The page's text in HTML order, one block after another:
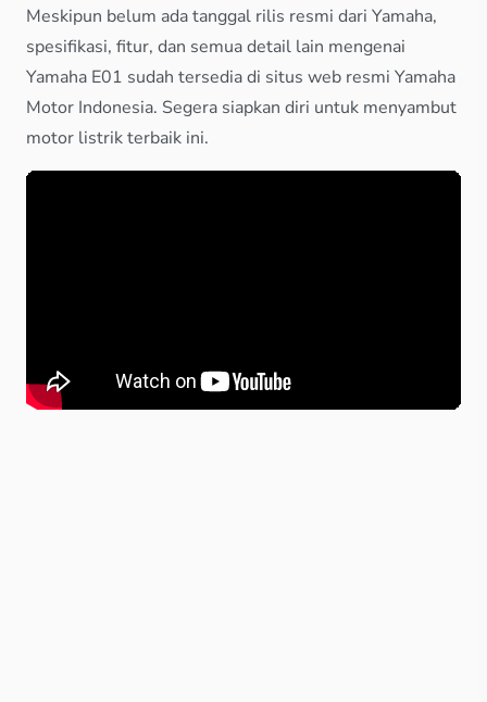
Meskipun belum ada tanggal rilis resmi dari Yamaha,
spesifikasi, fitur, dan semua detail lain mengenai
Yamaha E01 sudah tersedia di situs web resmi Yamaha
Motor Indonesia. Segera siapkan diri untuk menyambut
motor listrik terbaik ini.